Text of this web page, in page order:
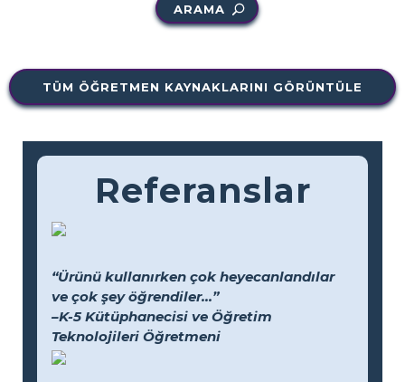
ARAMA
TÜM ÖĞRETMEN KAYNAKLARINI GÖRÜNTÜLE
Referanslar
“Ürünü kullanırken çok heyecanlandılar
ve çok şey öğrendiler...”
–K-5 Kütüphanecisi ve Öğretim
Teknolojileri Öğretmeni